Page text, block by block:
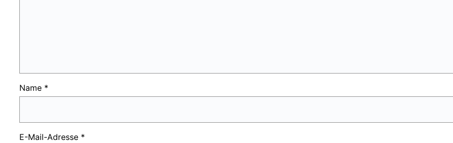
Name *
E-Mail-Adresse *